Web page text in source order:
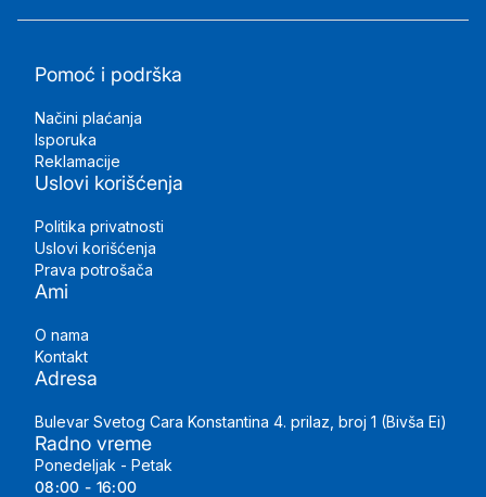
Pomoć i podrška
Načini plaćanja
Isporuka
Reklamacije
Uslovi korišćenja
Politika privatnosti
Uslovi korišćenja
Prava potrošača
Ami
O nama
Kontakt
Adresa
Bulevar Svetog Cara Konstantina 4. prilaz, broj 1 (Bivša Ei)
Radno vreme
Ponedeljak - Petak
08:00 - 16:00